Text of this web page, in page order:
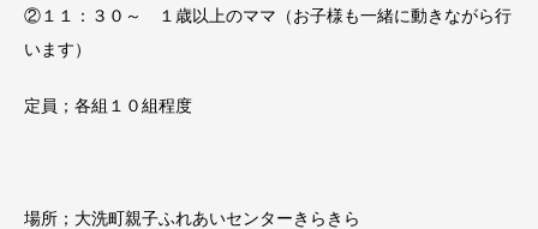
②１１：３０～ １歳以上のママ（お子様も一緒に動きながら行
います）
定員；各組１０組程度
場所；大洗町親子ふれあいセンターきらきら